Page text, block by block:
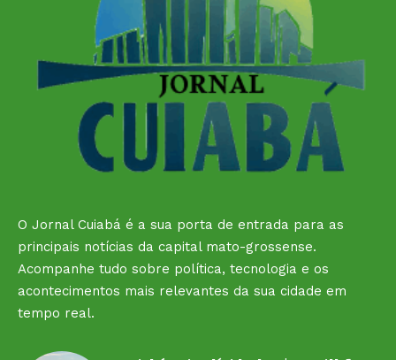
O Jornal Cuiabá é a sua porta de entrada para as
principais notícias da capital mato-grossense.
Acompanhe tudo sobre política, tecnologia e os
acontecimentos mais relevantes da sua cidade em
tempo real.